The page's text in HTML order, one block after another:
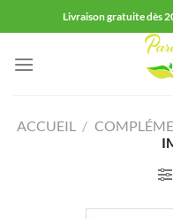
au
contenu
Livraison gratuite dès
ACCUEIL /